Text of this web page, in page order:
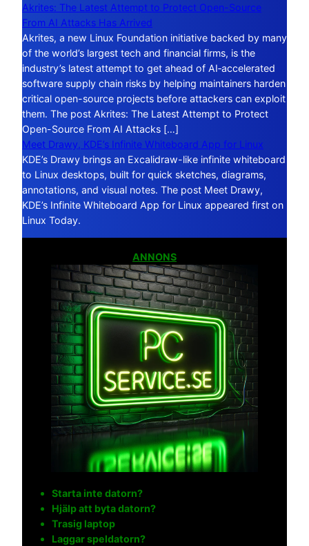
Akrites: The Latest Attempt to Protect Open-Source
From AI Attacks Has Arrived
Akrites, a new Linux Foundation initiative backed by many
of the world’s largest tech and financial firms, is the
industry’s latest attempt to get ahead of AI‑accelerated
software supply chain risks by helping maintainers harden
critical open-source projects before attackers can exploit
them. The post Akrites: The Latest Attempt to Protect
Open-Source From AI Attacks […]
Meet Drawy, KDE’s Infinite Whiteboard App for Linux
KDE’s Drawy brings an Excalidraw-like infinite whiteboard
to Linux desktops, built for quick sketches, diagrams,
annotations, and visual notes. The post Meet Drawy,
KDE’s Infinite Whiteboard App for Linux appeared first on
Linux Today.
ANNONS
Starta inte datorn?
Hjälp att byta datorn?
Trasig laptop
Laggar speldatorn?